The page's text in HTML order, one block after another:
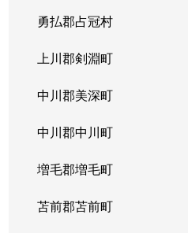
勇払郡占冠村
上川郡剣淵町
中川郡美深町
中川郡中川町
増毛郡増毛町
苫前郡苫前町